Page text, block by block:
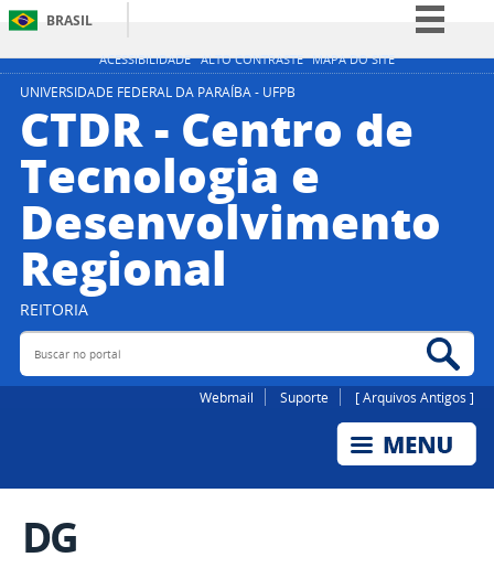
ACESSIBILIDADE ALTO CONTRASTE MAPA DO SITE
BRASIL
Simplifique!
Participe
Legislação
Canais
UNIVERSIDADE FEDERAL DA PARAÍBA - UFPB
CTDR - Centro de
Tecnologia e
Desenvolvimento
Regional
REITORIA
Buscar no portal
Webmail Suporte [ Arquivos Antigos ]
DG